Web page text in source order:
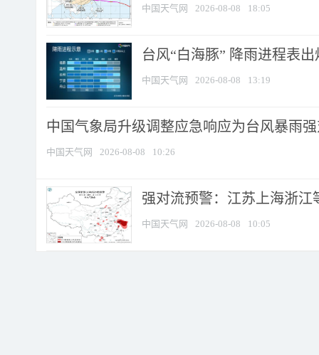
中国天气网 2026-08-08 18:05
台风“白海豚” 降雨进程表
中国天气网 2026-08-08 13:19
中国气象局升级调整应急响应为台风暴雨
中国天气网 2026-08-08 10:26
强对流预警：江苏上海浙江
中国天气网 2026-08-08 10:05